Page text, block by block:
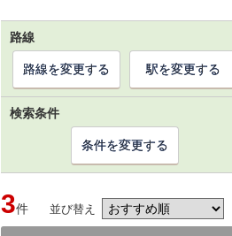
路線
路線を変更する 駅を変更する
検索条件
条件を変更する
3件 並び替え